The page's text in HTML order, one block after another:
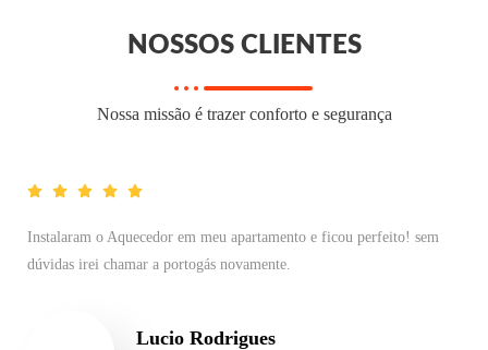
NOSSOS CLIENTES
Nossa missão é trazer conforto e segurança
Instalaram o Aquecedor em meu apartamento e ficou perfeito! sem
dúvidas irei chamar a portogás novamente.
Lucio Rodrigues